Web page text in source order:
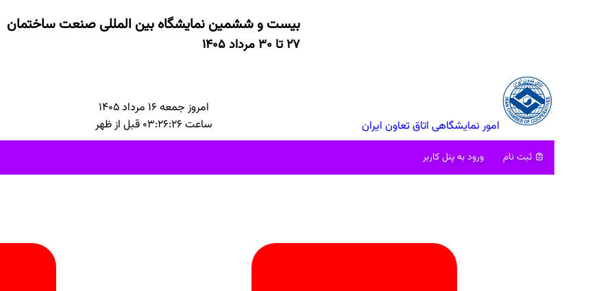
بیست و ششمین نمایشگاه بین المللی صنعت ساختمان
۲۷ تا ۳۰ مرداد ۱۴۰۵
امور نمایشگاهی اتاق تعاون ایران
امروز جمعه ۱۶ مرداد ۱۴۰۵
ساعت ۰۳:۲۶:۲۶ قبل از ظهر